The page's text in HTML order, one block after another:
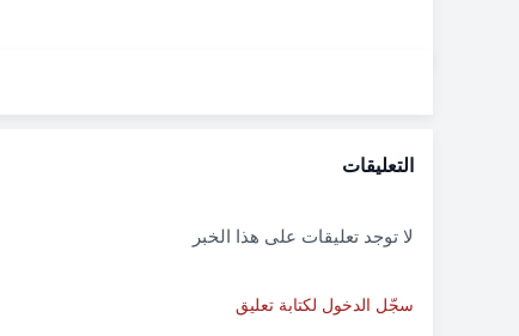
التعليقات
لا توجد تعليقات على هذا الخبر
سجّل الدخول لكتابة تعليق